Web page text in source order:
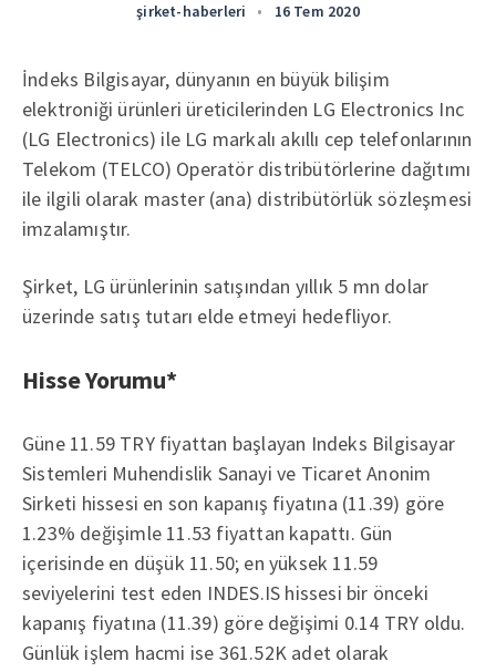
şirket-haberleri • 16 Tem 2020
İndeks Bilgisayar, dünyanın en büyük bilişim
elektroniği ürünleri üreticilerinden LG Electronics Inc
(LG Electronics) ile LG markalı akıllı cep telefonlarının
Telekom (TELCO) Operatör distribütörlerine dağıtımı
ile ilgili olarak master (ana) distribütörlük sözleşmesi
imzalamıştır.
Şirket, LG ürünlerinin satışından yıllık 5 mn dolar
üzerinde satış tutarı elde etmeyi hedefliyor.
Hisse Yorumu*
Güne 11.59 TRY fiyattan başlayan Indeks Bilgisayar
Sistemleri Muhendislik Sanayi ve Ticaret Anonim
Sirketi hissesi en son kapanış fiyatına (11.39) göre
1.23% değişimle 11.53 fiyattan kapattı. Gün
içerisinde en düşük 11.50; en yüksek 11.59
seviyelerini test eden INDES.IS hissesi bir önceki
kapanış fiyatına (11.39) göre değişimi 0.14 TRY oldu.
Günlük işlem hacmi ise 361.52K adet olarak